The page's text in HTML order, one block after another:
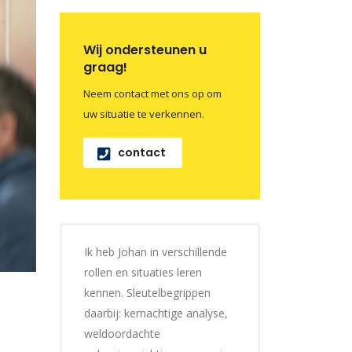
Wij ondersteunen u
graag!
Neem contact met ons op om
uw situatie te verkennen.
contact
Ik heb Johan in verschillende
rollen en situaties leren
kennen. Sleutelbegrippen
daarbij: kernachtige analyse,
weldoordachte